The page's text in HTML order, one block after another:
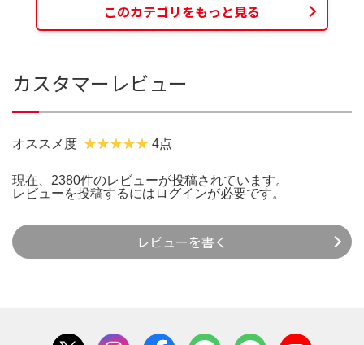
このカテゴリをもっと見る
カスタマーレビュー
オススメ度 4点
現在、2380件のレビューが投稿されています。
レビューを投稿するには ログインが必要です。
レビューを書く